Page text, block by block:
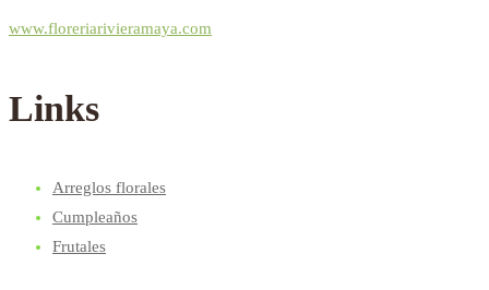
www.floreriarivieramaya.com
Links
Arreglos florales
Cumpleaños
Frutales